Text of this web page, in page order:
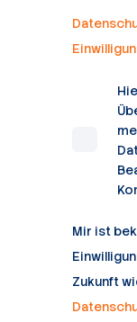
Mir ist
Zukunft